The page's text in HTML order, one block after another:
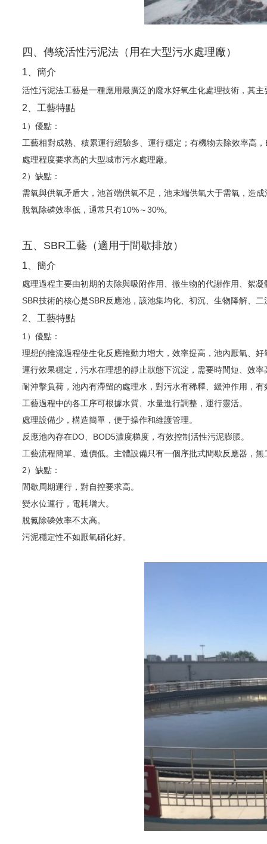
四、傳統活性污泥法（用在大型污水處理廠）
1、簡介
活性污泥法工藝是一種應用最廣泛的廢水好氧生化處理技術，其
2、工藝特點
1）優點：
工藝相對成熟、積累運行經驗多、運行穩定；有機物去除效率高
處理程度要求高的大型城市污水處理廠。
2）缺點：
需氧與供氧矛盾大，池首端供氧不足，池末端供氧大于需氧，造
脫氧除磷效率低，通常只有10%～30%。
五、SBR工藝（適用于間歇排放）
1、簡介
處理過程主要由初期的去除與吸附作用、微生物的代謝作用、絮
SBR技術的核心是SBR反應池，該池集均化、初沉、生物降解、
2、工藝特點
1）優點：
理想的推流過程使生化反應推動力增大，效率提高，池內厭氧、
運行效果穩定，污水在理想的靜止狀態下沉淀，需要時間短、效
耐沖擊負荷，池內有滯留的處理水，對污水有稀釋、緩沖作用，
工藝過程中的各工序可根據水質、水量進行調整，運行靈活。
處理設備少，構造簡單，便于操作和維護管理。
反應池內存在DO、BOD5濃度梯度，有效控制活性污泥膨脹。
工藝流程簡單、造價低。主體設備只有一個序批式間歇反應器，
2）缺點：
間歇周期運行，對自控要求高。
變水位運行，電耗增大。
脫氮除磷效率不太高。
污泥穩定性不如厭氧硝化好。